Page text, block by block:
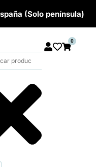
(Solo península)
0